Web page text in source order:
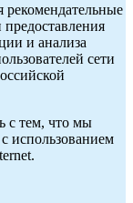
и анализа
сети
с тем, что мы
использованием